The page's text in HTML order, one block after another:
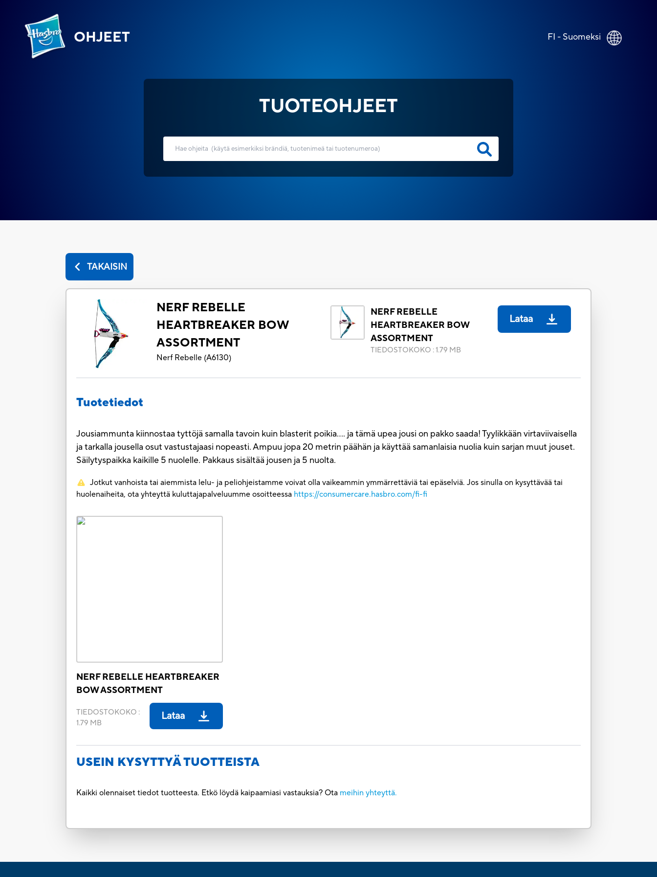
OHJEET FI - Suomeksi
TUOTEOHJEET
TAKAISIN
NERF REBELLE
HEARTBREAKER BOW
ASSORTMENT
Nerf Rebelle (A6130)
NERF REBELLE
HEARTBREAKER BOW
ASSORTMENT
TIEDOSTOKOKO :1.79 MB
Lataa
Tuotetiedot
Jousiammunta kiinnostaa tyttöjä samalla tavoin kuin blasterit poikia.... ja tämä upea jousi on pakko saada! Tyylikkään virtaviivaisella
ja tarkalla jousella osut vastustajaasi nopeasti. Ampuu jopa 20 metrin päähän ja käyttää samanlaisia nuolia kuin sarjan muut jouset.
Säilytyspaikka kaikille 5 nuolelle. Pakkaus sisältää jousen ja 5 nuolta.
Jotkut vanhoista tai aiemmista lelu- ja peliohjeistamme voivat olla vaikeammin ymmärrettäviä tai epäselviä. Jos sinulla on kysyttävää tai
huolenaiheita, ota yhteyttä kuluttajapalveluumme osoitteessa https://consumercare.hasbro.com/fi-fi
NERF REBELLE HEARTBREAKER
BOW ASSORTMENT
TIEDOSTOKOKO :
1.79 MB
Lataa
USEIN KYSYTTYÄ TUOTTEISTA
Kaikki olennaiset tiedot tuotteesta. Etkö löydä kaipaamiasi vastauksia? Ota meihin yhteyttä.